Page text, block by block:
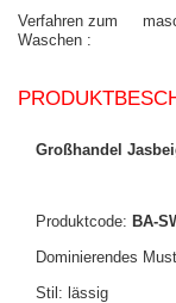
Verfahren zum
Waschen
Großhandel
Produktcode: BA-
Dominierendes
Stil: lässig